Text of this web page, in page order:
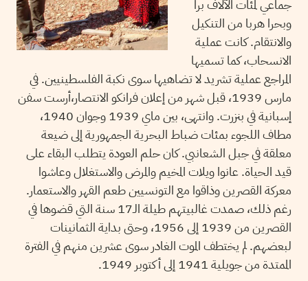
جماعي لمئات الآلاف برا
وبحرا هربا من التنكيل
والانتقام. كانت عملية
الانسحاب، كما تسميها
المراجع عملية تشريد لا تضاهيها سوى نكبة الفلسطينيين. في
مارس 1939، قبل شهر من إعلان فرانكو الانتصار،أرست سفن
إسبانية في بنزرت. وانتهى، بين ماي 1939 وجوان 1940،
مطاف اللجوء بمئات ضباط البحرية الجمهورية إلى ضيعة
معلقة في جبل الشعانبي. كان حلم العودة يتطلب البقاء على
قيد الحياة. عانوا ويلات المخيم والمرض والاستغلال وعاشوا
معركة القصرين وذاقوا مع التونسيين طعم القهر والاستعمار.
رغم ذلك، صمدت غالبيتهم طيلة الـ17 سنة التي قضوها في
القصرين من 1939 إلى 1956، وحتى بداية الثمانينات
لبعضهم. لم يختطف الموت الغادر سوى عشرين منهم في الفترة
الممتدة من جويلية 1941 إلى أكتوبر 1949.